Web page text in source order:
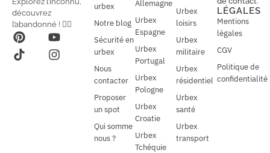
ll
*découvrez
l’abandonné ! 🕵️‍♂️
urbex
Notre blog
Sécurité en
urbex
Nous
contacter
Proposer
un spot
Qui somme
nous ?
Allemagne
Urbex
Espagne
Urbex
Portugal
Urbex
Pologne
Urbex
Croatie
Urbex
Tchéquie
Urbex
loisirs
Urbex
militaire
Urbex
résidentiel
Urbex
santé
Urbex
transport
LÉGALES
Mentions
légales
CGV
Politique de
confidentialité